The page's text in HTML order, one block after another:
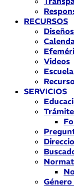
RECURSOS
Videos
SERVICIOS